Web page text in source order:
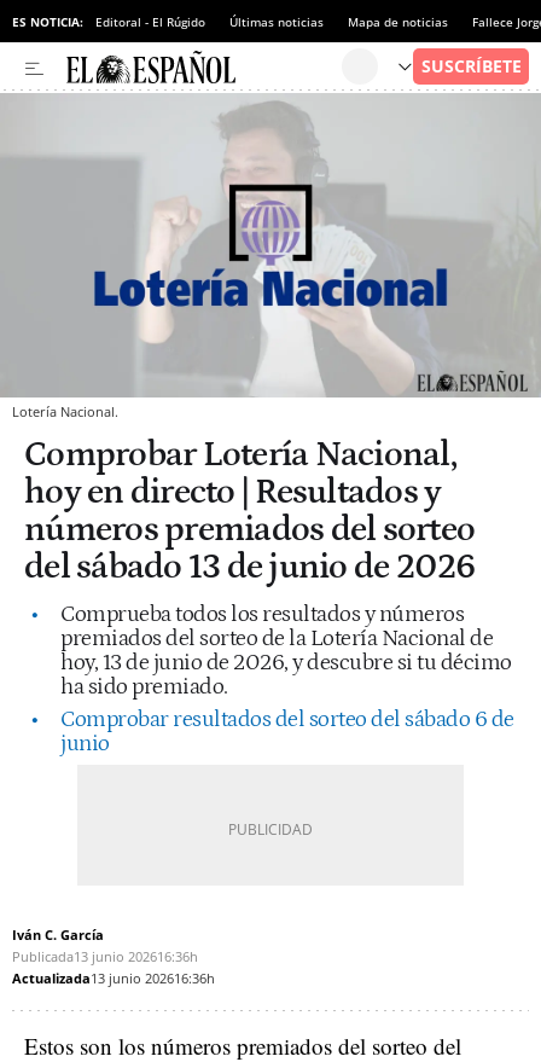
ES NOTICIA: Editoral - El Rúgido Últimas noticias Mapa de noticias Fallece
Lotería Nacional.
Comprobar Lotería Nacional,
hoy en directo | Resultados y
números premiados del sorteo
del sábado 13 de junio de 2026
Comprueba todos los resultados y números
premiados del sorteo de la Lotería Nacional de
hoy, 13 de junio de 2026, y descubre si tu décimo
ha sido premiado.
Comprobar resultados del sorteo del sábado 6 de
junio
Iván C. García
Publicada13 junio 202616:36h
Actualizada13 junio 202616:36h
Estos son los números premiados del sorteo del